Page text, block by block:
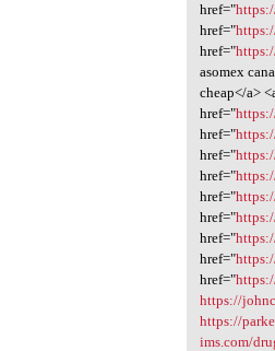
href="
href="
href="
asomex
cheap</a>
href="
href="
href="
href="
href="
href="
href="
href="
href="
https://
https://
ims.com/